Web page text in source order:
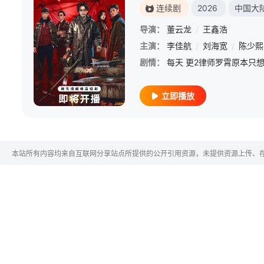
连续剧 2026 中国大
导演： 董云龙 / 王鑫浩
主演：
李佳航 / 刘海宽 / 陈少熙
剧情：
立即播放
本站所有内容均来自互联网分享站点所提供的公开引用资源，未提供资源上传、